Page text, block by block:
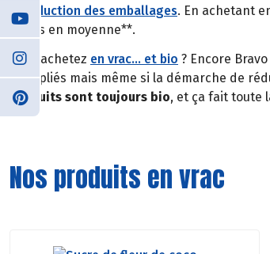
la réduction des emballages. En achetant
moins en moyenne**.
Vous achetez en vrac… et bio ? Encore
multipliés mais même si la démarche de
produits sont toujours bio, et ça fait toute
Nos produits en vrac